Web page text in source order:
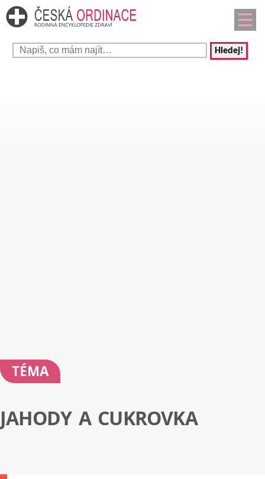
Hledej!
TÉMA
JAHODY A CUKROVKA